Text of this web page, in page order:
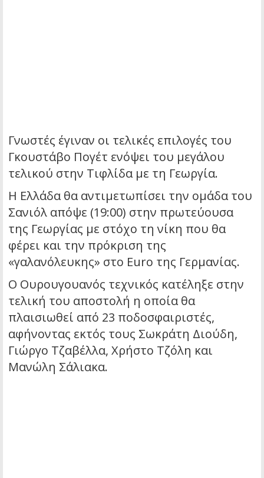
Γνωστές έγιναν οι τελικές επιλογές του
Γκουστάβο Πογέτ ενόψει του μεγάλου
τελικού στην Τιφλίδα με τη Γεωργία.
Η Ελλάδα θα αντιμετωπίσει την ομάδα του
Σανιόλ απόψε (19:00) στην πρωτεύουσα
της Γεωργίας με στόχο τη νίκη που θα
φέρει και την πρόκριση της
«γαλανόλευκης» στο Euro της Γερμανίας.
Ο Ουρουγουανός τεχνικός κατέληξε στην
τελική του αποστολή η οποία θα
πλαισιωθεί από 23 ποδοσφαιριστές,
αφήνοντας εκτός τους Σωκράτη Διούδη,
Γιώργο Τζαβέλλα, Χρήστο Τζόλη και
Μανώλη Σάλιακα.